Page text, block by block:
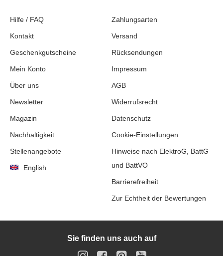
Hilfe / FAQ
Kontakt
Geschenkgutscheine
Mein Konto
Über uns
Newsletter
Magazin
Nachhaltigkeit
Stellenangebote
English
Zahlungsarten
Versand
Rücksendungen
Impressum
AGB
Widerrufsrecht
Datenschutz
Cookie-Einstellungen
Hinweise nach ElektroG, BattG
und BattVO
Barrierefreiheit
Zur Echtheit der Bewertungen
Sie finden uns auch auf
InstagramFacebookPinterestYouTube